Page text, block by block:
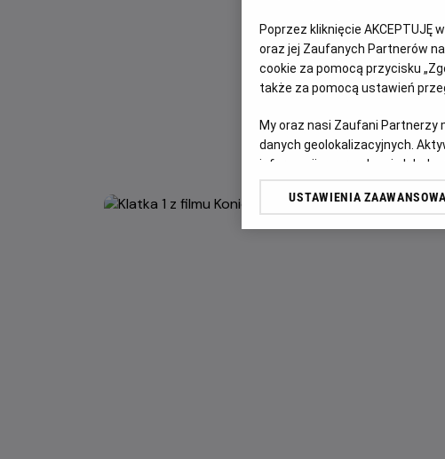
Poprzez kliknięcie AKCEPTUJĘ
oraz jej Zaufanych Partnerów
cookie za pomocą przycisku
także za pomocą ustawień
My oraz nasi Zaufani
danych geolokalizacyjnych.
informacji na urządzeniu lub
odbiorców i ulepszanie usług.
USTAWIENIA